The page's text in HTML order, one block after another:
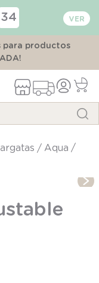
34
para productos
aqua